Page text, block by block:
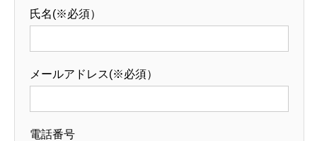
氏名(※必須）
メールアドレス(※必須）
電話番号